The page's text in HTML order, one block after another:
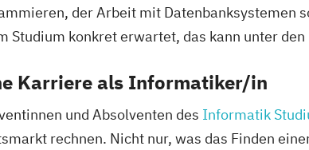
der Arbeit mit Datenbanksystemen
Studium konkret erwartet, das kann unter
Karriere als Informatiker/in
und Absolventen des Informatik
rechnen. Nicht nur, was das Finden